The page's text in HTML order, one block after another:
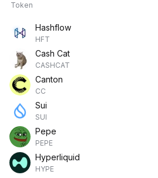
Token
Hashflow
HFT
Cash Cat
CASHCAT
Canton
CC
Sui
SUI
Pepe
PEPE
Hyperliquid
HYPE